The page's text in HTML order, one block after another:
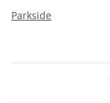
Parkside